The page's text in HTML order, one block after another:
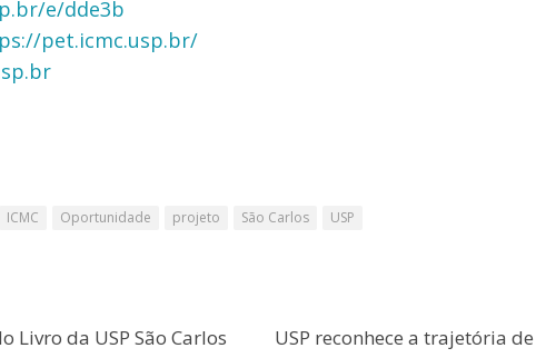
e/dde3b
pet.icmc.usp.br/
ICMC Oportunidade projeto São Carlos USP
Livro da USP São Carlos
USP reconhece a trajetória de